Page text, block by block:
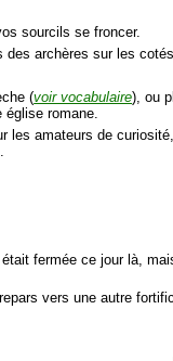
sourcils se froncer.
des archères sur les
(voir vocabulaire), ou
romane.
les amateurs de
fermée ce jour là,
repars vers une autre